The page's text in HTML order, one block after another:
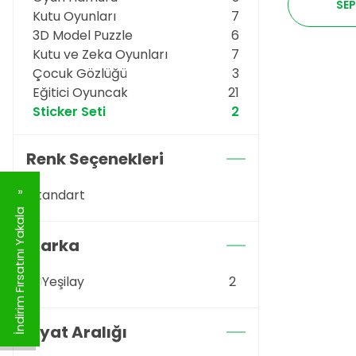
İndirim Fırsatını Yakala
Kutu Oyunları
7
3D Model Puzzle
6
Kutu ve Zeka Oyunları
7
Çocuk Gözlüğü
3
Eğitici Oyuncak
21
Sticker Seti
2
Renk Seçenekleri
Standart
Marka
Yeşilay 2
Fiyat Aralığı